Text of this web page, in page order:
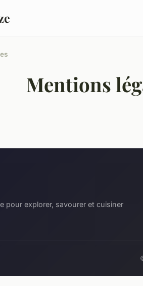
Mentions
pour explorer, savourer et cuisiner